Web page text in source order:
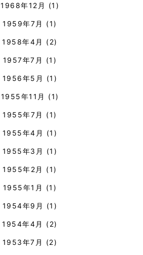
1968年12月 (1)
1959年7月 (1)
1958年4月 (2)
1957年7月 (1)
1956年5月 (1)
1955年11月 (1)
1955年7月 (1)
1955年4月 (1)
1955年3月 (1)
1955年2月 (1)
1955年1月 (1)
1954年9月 (1)
1954年4月 (2)
1953年7月 (2)